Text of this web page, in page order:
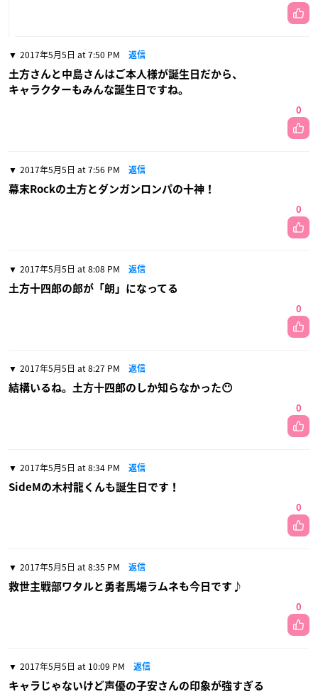
2017年5月5日 at 7:50 PM 返信
土方さんと中島さんはご本人様が誕生日だから、
キャラクターもみんな誕生日ですね。
0
2017年5月5日 at 7:56 PM 返信
幕末Rockの土方とダンガンロンパの十神！
0
2017年5月5日 at 8:08 PM 返信
土方十四郎の郎が「朗」になってる
0
2017年5月5日 at 8:27 PM 返信
結構いるね。土方十四郎のしか知らなかった😶
0
2017年5月5日 at 8:34 PM 返信
SideMの木村龍くんも誕生日です！
0
2017年5月5日 at 8:35 PM 返信
救世主戦部ワタルと勇者馬場ラムネも今日です♪
0
2017年5月5日 at 10:09 PM 返信
キャラじゃないけど声優の子安さんの印象が強すぎる